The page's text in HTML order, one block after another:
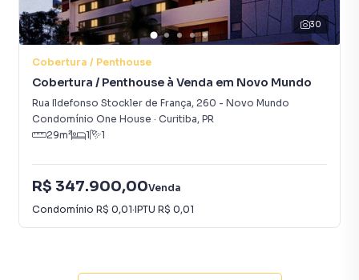
da Ucrânia) e acesso facilitado aos parques Barigui e Tingui;
comércios de alto padrão, garantindo total praticidade no
dia a dia.
um dos bairros mais charmosos de Curitiba.
Plantão de Vendas: (41) 99696-0251 / (41) 98817-9404
30
Cobertura / Penthouse
Cobertura / Penthouse à Venda em Novo Mundo
Rua Ildefonso Stockler de França, 260 - Novo Mundo
Condomínio One House · Curitiba, PR
29m² 1 1
R$ 347.900,00Venda
Condomínio R$ 0,01·IPTU R$ 0,01